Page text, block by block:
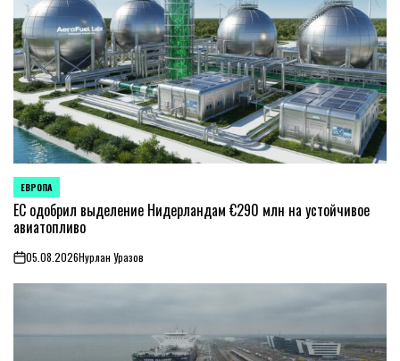
ОПУБЛИКОВАНО
В
ЕВРОПА
ЕС одобрил выделение Нидерландам €290 млн на устойчивое
авиатопливо
on05.08.2026Нурлан Уразов